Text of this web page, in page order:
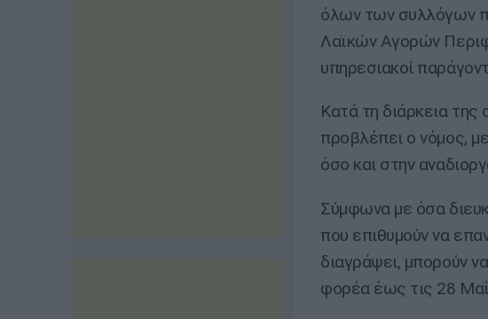
όλων των συλλόγων
Λαϊκών Αγορών
υπηρεσιακοί
Κατά τη διάρκεια
προβλέπει ο νόμος,
όσο και στην
Σύμφωνα με όσα
που επιθυμούν να
διαγράψει, μπορούν
φορέα έως τις 28